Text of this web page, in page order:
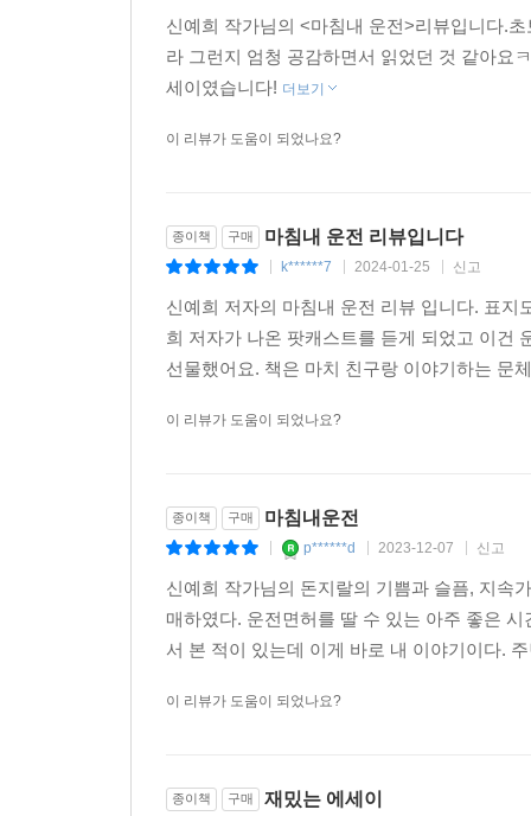
신예희 작가님의 <마침내 운전>리뷰입니다.
라 그런지 엄청 공감하면서 읽었던 것 같아요
세이였습니다! 더보기
이 리뷰가 도움이 되었나요?
종이책 구매 마침내 운전 리뷰입니다
k******7 2024-01-25 신고
신예희 저자의 마침내 운전 리뷰 입니다. 표
희 저자가 나온 팟캐스트를 듣게 되었고 이건
선물했어요. 책은 마치 친구랑 이야기하는 문
이 리뷰가 도움이 되었나요?
종이책 구매 마침내운전
p******d 2023-12-07 신고
신예희 작가님의 돈지랄의 기쁨과 슬픔, 지속
매하였다. 운전면허를 딸 수 있는 아주 좋은
서 본 적이 있는데 이게 바로 내 이야기이다.
이 리뷰가 도움이 되었나요?
종이책 구매 재밌는 에세이